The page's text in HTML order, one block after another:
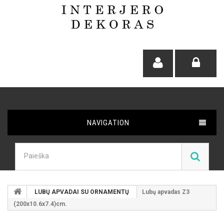
NAVIGATION
LUBŲ APVADAI SU ORNAMENTŲ
Lubų apvadas Z3
(200x10.6x7.4)cm.